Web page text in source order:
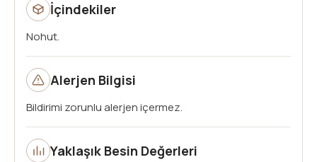
İçindekiler
Nohut.
Yaklaşık Besin Değerleri
Alerjen Bilgisi
Bildirimi zorunlu alerjen içermez.